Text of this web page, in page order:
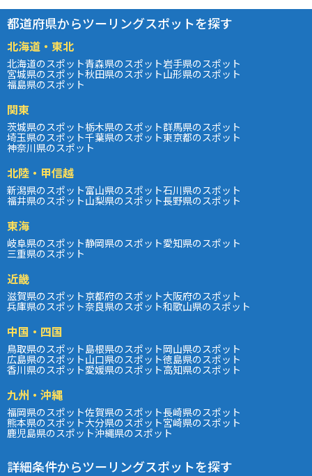
都道府県からツーリングスポットを探す
北海道・東北
北海道のスポット青森県のスポット岩手県のスポット
宮城県のスポット秋田県のスポット山形県のスポット
福島県のスポット
関東
茨城県のスポット栃木県のスポット群馬県のスポット
埼玉県のスポット千葉県のスポット東京都のスポット
神奈川県のスポット
北陸・甲信越
新潟県のスポット富山県のスポット石川県のスポット
福井県のスポット山梨県のスポット長野県のスポット
東海
岐阜県のスポット静岡県のスポット愛知県のスポット
三重県のスポット
近畿
滋賀県のスポット京都府のスポット大阪府のスポット
兵庫県のスポット奈良県のスポット和歌山県のスポット
中国・四国
鳥取県のスポット島根県のスポット岡山県のスポット
広島県のスポット山口県のスポット徳島県のスポット
香川県のスポット愛媛県のスポット高知県のスポット
九州・沖縄
福岡県のスポット佐賀県のスポット長崎県のスポット
熊本県のスポット大分県のスポット宮崎県のスポット
鹿児島県のスポット沖縄県のスポット
詳細条件からツーリングスポットを探す